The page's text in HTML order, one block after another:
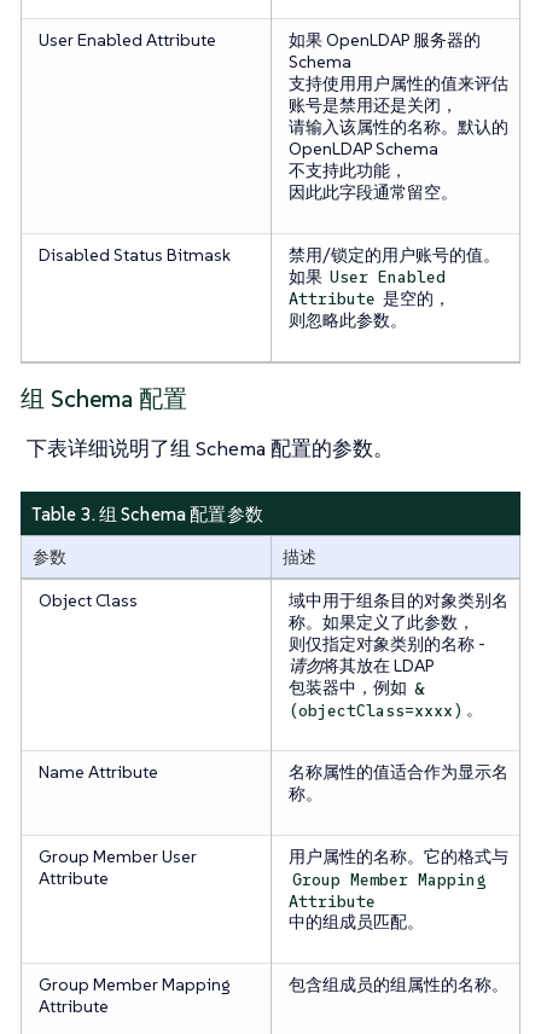
User Enabled Attribute
如果 OpenLDAP 服务器的
Schema
支持使用用户属性的值来评估
账号是禁用还是关闭，
请输入该属性的名称。默认的
OpenLDAP Schema
不支持此功能，
因此此字段通常留空。
Disabled Status Bitmask
禁用/锁定的用户账号的值。
如果 User Enabled
Attribute 是空的，
则忽略此参数。
组 Schema 配置
下表详细说明了组 Schema 配置的参数。
Table 3. 组 Schema 配置参数
参数
描述
Object Class
域中用于组条目的对象类别名
称。如果定义了此参数，
则仅指定对象类别的名称 -
请勿将其放在 LDAP
包装器中，例如 &
(objectClass=xxxx) 。
Name Attribute
名称属性的值适合作为显示名
称。
Group Member User
Attribute
用户属性的名称。它的格式与
Group Member Mapping
Attribute
中的组成员匹配。
Group Member Mapping
Attribute
包含组成员的组属性的名称。